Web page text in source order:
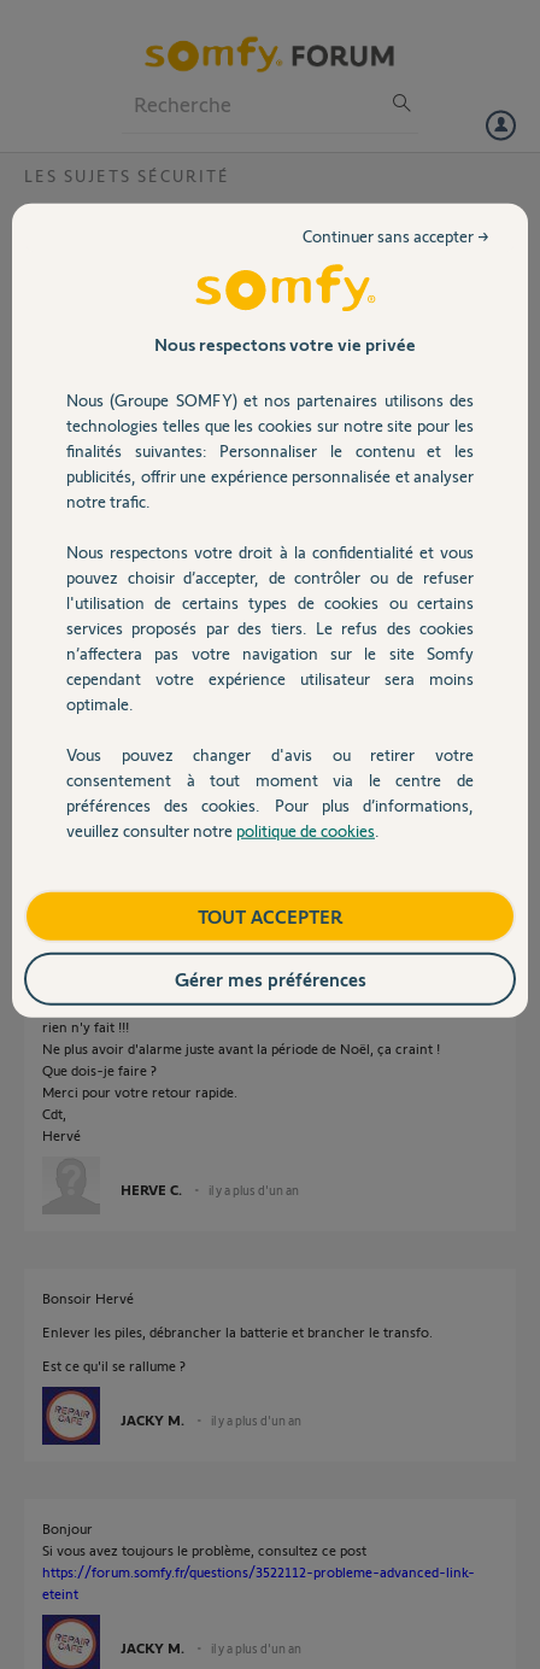
Volet
Sécurité
Domotique
Chauffage
Autres produits
Devis avec un pro
Contact
LES SUJETS SÉCURITÉ
Somfy Link Advanced en panne ?
Mon Link Advanced est éteint aujourd’hui, aucune LED ne s'allume.
J'ai vérifié les piles, les prises électriques, débranché et rebranché les
câbles. Toujours rien … J'ai acheté toute l'installation chez Castorama
5 ans. Qu'est-ce que vous pouvez faire ? Merci d'avance.
Cordialement. J. Cheviet
Jacques C.
il y a plus d'un an
Participer au fil de discussion
Réponses
Rebrancher la batterie, remettez les piles et remplacer l'alimentation par
un chargeur de smartphone d'une puissance de 2A
S'il ne se rallume pas c'est qu'il est HS.
Bonjour, idem pour moi. Les leds ne s'allumes plus.
J'ai changé les piles, j'essayais avec un autre boîtier d'alimentation mais
rien n'y fait !!!
Ne plus avoir d'alarme juste avant la période de Noël, ça craint !
Que dois-je faire ?
Merci pour votre retour rapide.
Cdt,
Hervé
HERVE C. il y a plus d'un an
Bonsoir Hervé
Enlever les piles, débrancher la batterie et brancher le transfo.
Est ce qu'il se rallume ?
JACKY M. il y a plus d'un an
Bonjour
Si vous avez toujours le problème, consultez ce post
https://forum.somfy.fr/questions/3522112-probleme-advanced-link-
eteint
JACKY M. il y a plus d'un an
Nous respectons votre vie privée
Nous (Groupe SOMFY) et nos partenaires utilisons des
technologies telles que les cookies sur notre site pour les
finalités suivantes: Personnaliser le contenu et les
publicités, offrir une expérience personnalisée et analyser
notre trafic.
Nous respectons votre droit à la confidentialité et vous
pouvez choisir d’accepter, de contrôler ou de refuser
l'utilisation de certains types de cookies ou certains
services proposés par des tiers. Le refus des cookies
n’affectera pas votre navigation sur le site Somfy
cependant votre expérience utilisateur sera moins
optimale.
Vous pouvez changer d'avis ou retirer votre
consentement à tout moment via le centre de
préférences des cookies. Pour plus d’informations,
veuillez consulter notre politique de cookies
Continuer sans accepter →
TOUT ACCEPTER
Gérer mes préférences